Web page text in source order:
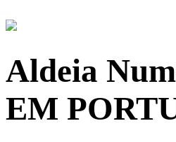
Aldeia
EM